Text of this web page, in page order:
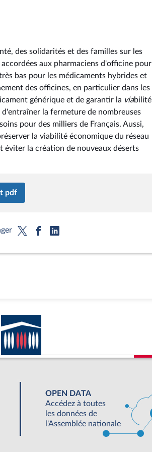
des solidarités et des familles sur les
aux pharmaciens d'officine pour
bas pour les médicaments hybrides et
des officines, en particulier dans les
générique et de garantir la viabilité
la fermeture de nombreuses
pour des milliers de Français. Aussi,
la viabilité économique du réseau
la création de nouveaux déserts
pdf
OPEN DATA
Accédez à toutes
les données de
l'Assemblée nationale